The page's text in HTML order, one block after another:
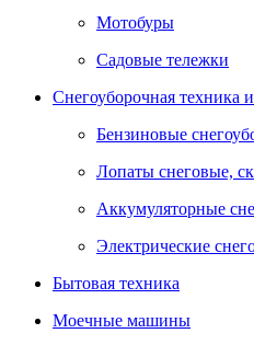
Мотобуры
Садовые тележки
Снегоуборочная техника
Бензиновые
Лопаты снеговые,
Аккумуляторные
Электрические
Бытовая техника
Моечные машины